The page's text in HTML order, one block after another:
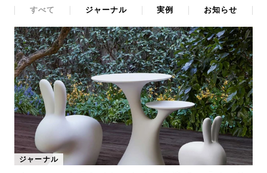
私たちについて
ジャーナルを読む
オンラインストア
お知らせ
カタログを見る
よくあるご質問
お問い合わせ
すべて ジャーナル 実例 お知らせ
ジャーナル